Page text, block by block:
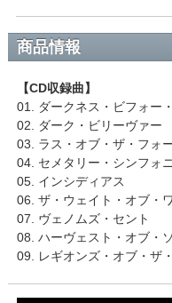
商品情報
【CD収録曲】
01. ダークネス・ビフォー
02. ダーク・ビリーヴァー
03. ラス・オブ・ザ・フォ
04. セメタリー・シンフォ
05. インシディアス
06. ザ・ウェイト・オブ・
07. ヴェノムズ・セント
08. ハーヴェスト・オブ・
09. レギオンズ・オブ・ザ